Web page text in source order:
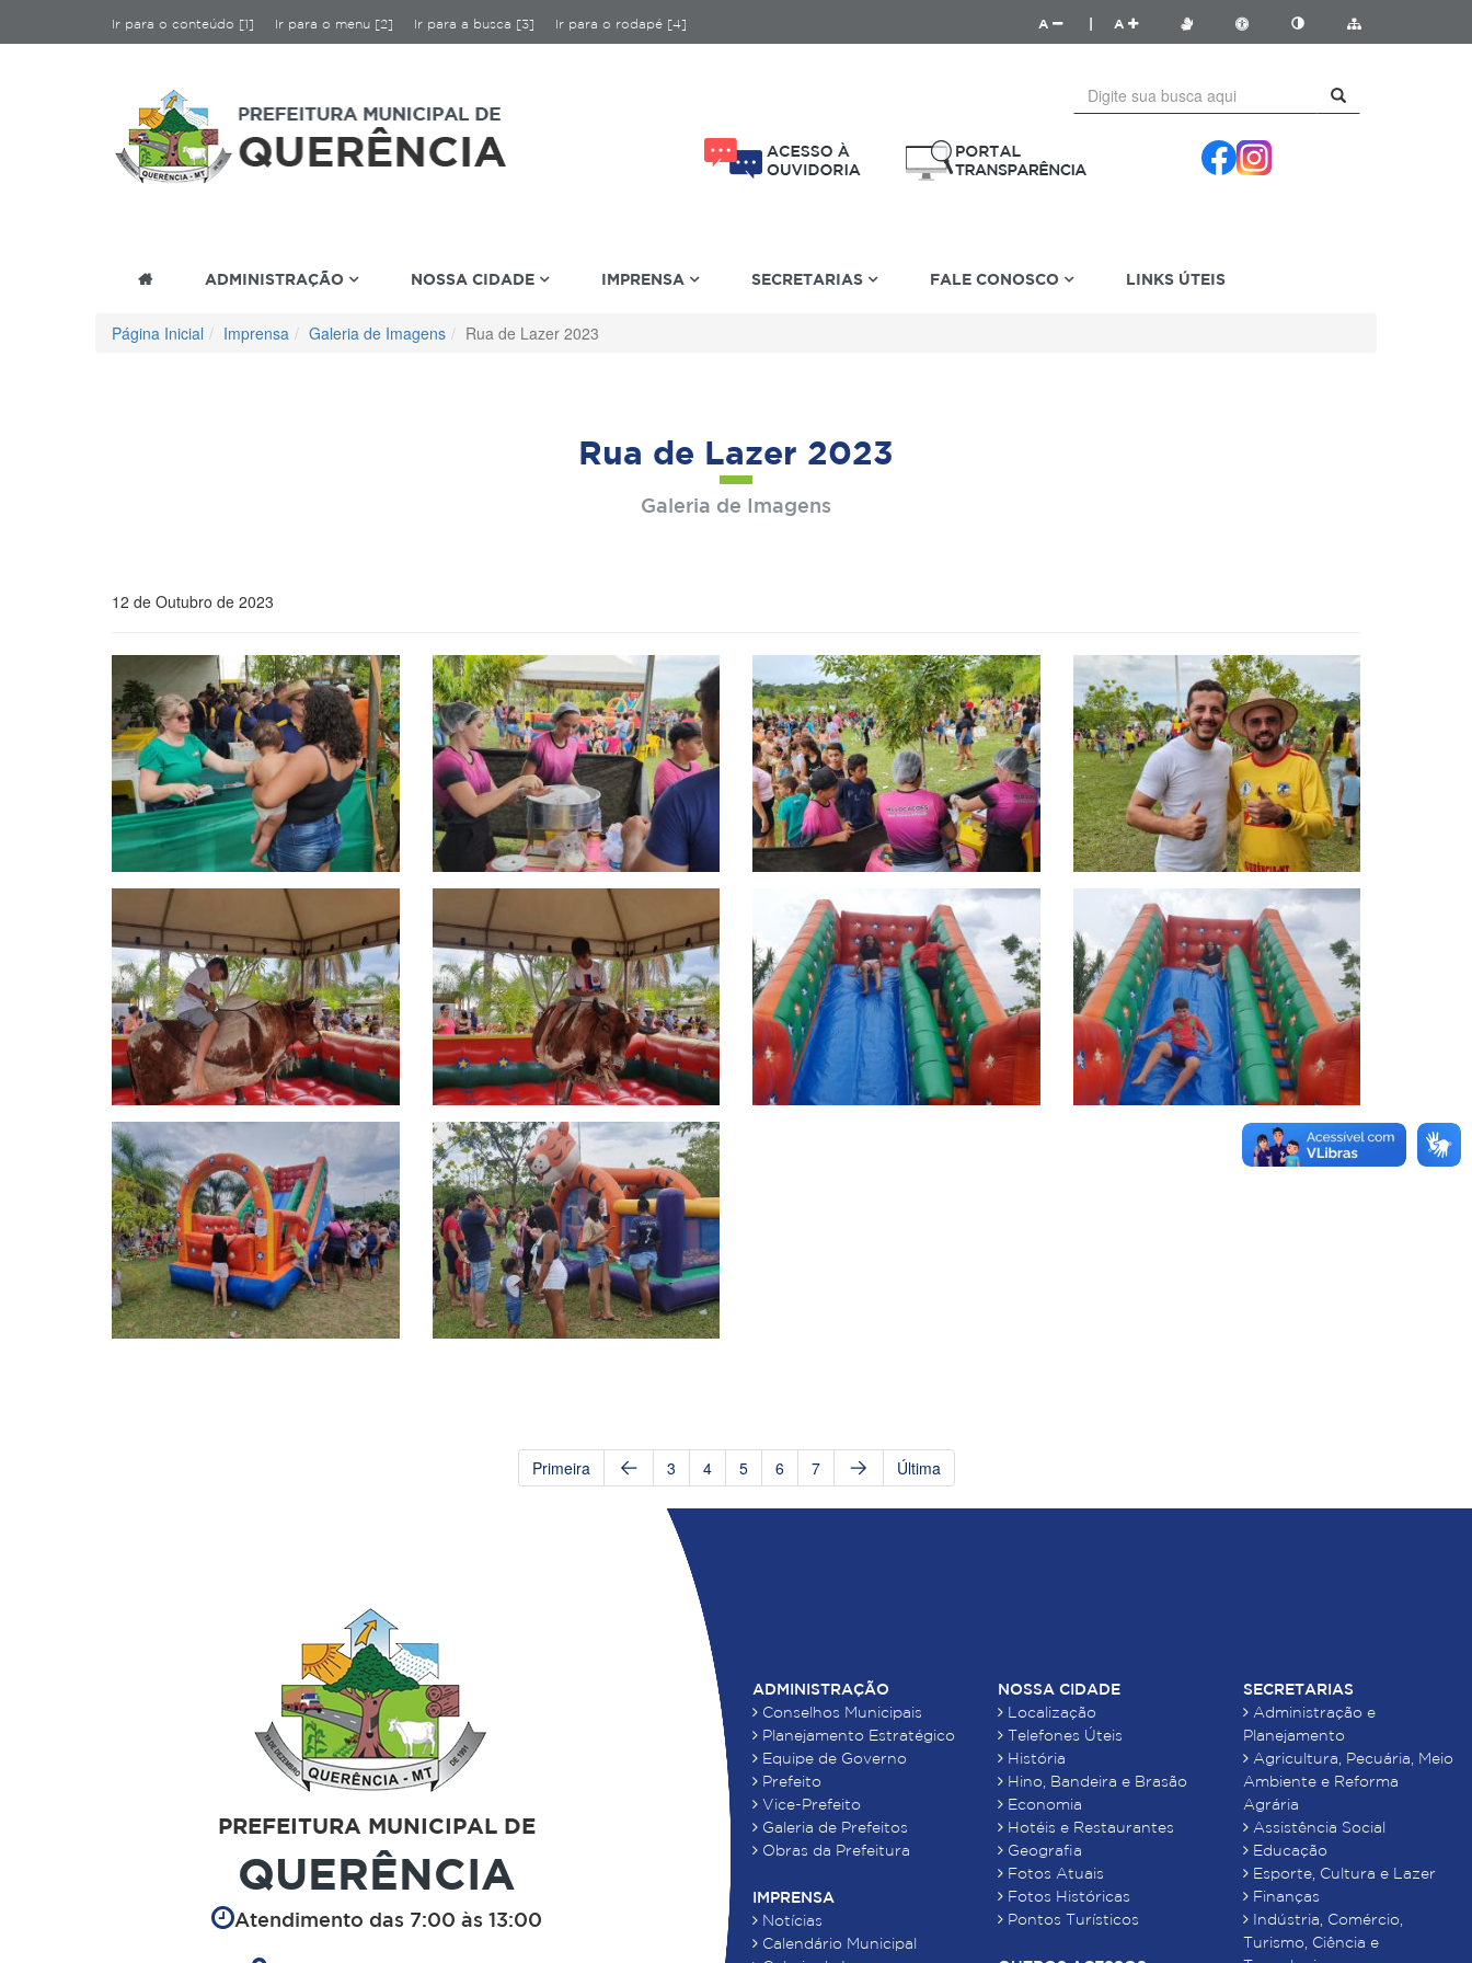
Ir para o conteúdo [1] Ir para o menu [2] Ir para a busca [3] Ir para o rodapé [4] A A
ADMINISTRAÇÃO NOSSA CIDADE IMPRENSA SECRETARIAS FALE CONOSCO LINKS ÚTEIS
Página Inicial Imprensa Galeria de Imagens Rua de Lazer 2023
Rua de Lazer 2023
Galeria de Imagens
12 de Outubro de 2023
Primeira 3 4 5 6 7 Última
PREFEITURA MUNICIPAL DE
QUERÊNCIA
Atendimento das 7:00 às 13:00
ADMINISTRAÇÃO
Conselhos Municipais
Planejamento Estratégico
Equipe de Governo
Prefeito
Vice-Prefeito
Galeria de Prefeitos
Obras da Prefeitura
IMPRENSA
Notícias
Calendário Municipal
NOSSA CIDADE
Localização
Telefones Úteis
História
Hino, Bandeira e Brasão
Economia
Hotéis e Restaurantes
Geografia
Fotos Atuais
Fotos Históricas
Pontos Turísticos
SECRETARIAS
Administração e
Planejamento
Agricultura, Pecuária, Meio
Ambiente e Reforma
Agrária
Assistência Social
Educação
Esporte, Cultura e Lazer
Finanças
Indústria, Comércio,
Turismo, Ciência e